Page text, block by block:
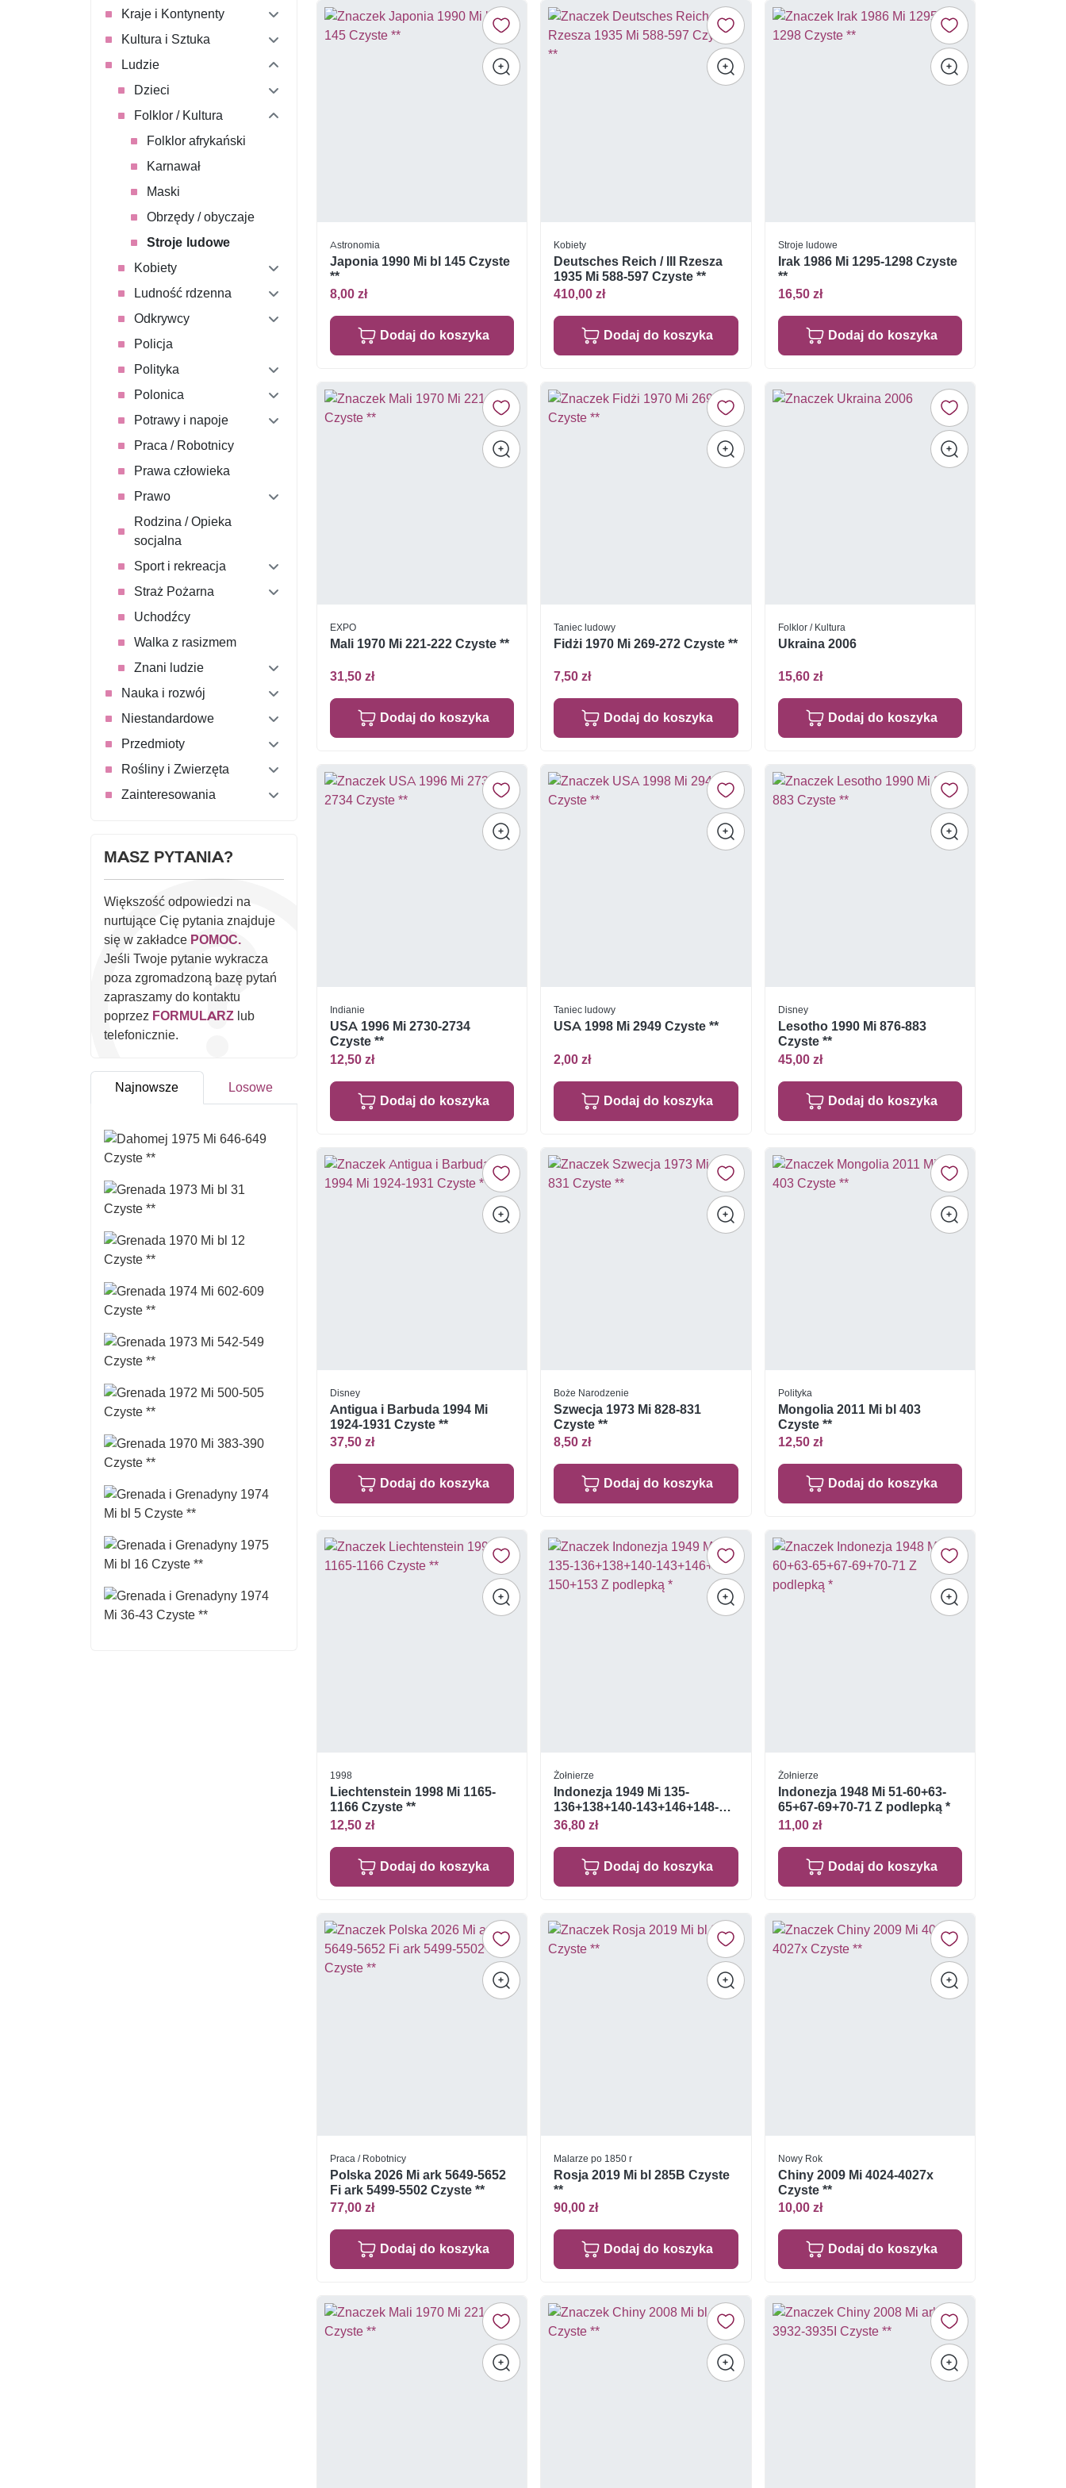
Kraje i Kontynenty
Kultura i Sztuka
Ludzie
Dzieci
Folklor / Kultura
Folklor afrykański
Karnawał
Maski
Obrzędy / obyczaje
Stroje ludowe
Kobiety
Ludność rdzenna
Odkrywcy
Policja
Polityka
Polonica
Potrawy i napoje
Praca / Robotnicy
Prawa człowieka
Prawo
Rodzina / Opieka
socjalna
Sport i rekreacja
Straż Pożarna
Uchodźcy
Walka z rasizmem
Znani ludzie
Nauka i rozwój
Niestandardowe
Przedmioty
Rośliny i Zwierzęta
Zainteresowania
MASZ PYTANIA?
Większość odpowiedzi na
nurtujące Cię pytania znajduje
się w zakładce POMOC.
Jeśli Twoje pytanie wykracza
poza zgromadzoną bazę pytań
zapraszamy do kontaktu
poprzez FORMULARZ lub
telefonicznie.
Najnowsze Losowe
Astronomia
Japonia 1990 Mi bl 145 Czyste
**
8,00 zł
Dodaj do koszyka
Kobiety
Deutsches Reich / III Rzesza
1935 Mi 588-597 Czyste **
410,00 zł
Dodaj do koszyka
Stroje ludowe
Irak 1986 Mi 1295-1298 Czyste
**
16,50 zł
Dodaj do koszyka
EXPO
Mali 1970 Mi 221-222 Czyste **
31,50 zł
Dodaj do koszyka
Taniec ludowy
Fidżi 1970 Mi 269-272 Czyste **
7,50 zł
Dodaj do koszyka
Folklor / Kultura
Ukraina 2006
15,60 zł
Dodaj do koszyka
Indianie
USA 1996 Mi 2730-2734
Czyste **
12,50 zł
Dodaj do koszyka
Taniec ludowy
USA 1998 Mi 2949 Czyste **
2,00 zł
Dodaj do koszyka
Disney
Lesotho 1990 Mi 876-883
Czyste **
45,00 zł
Dodaj do koszyka
Disney
Antigua i Barbuda 1994 Mi
1924-1931 Czyste **
37,50 zł
Dodaj do koszyka
Boże Narodzenie
Szwecja 1973 Mi 828-831
Czyste **
8,50 zł
Dodaj do koszyka
Polityka
Mongolia 2011 Mi bl 403
Czyste **
12,50 zł
Dodaj do koszyka
1998
Liechtenstein 1998 Mi 1165-
1166 Czyste **
12,50 zł
Dodaj do koszyka
Żołnierze
Indonezja 1949 Mi 135-
136+138+140-143+146+148-
150+153 Z podlepką *
36,80 zł
Dodaj do koszyka
Żołnierze
Indonezja 1948 Mi 51-60+63-
65+67-69+70-71 Z podlepką *
11,00 zł
Dodaj do koszyka
Praca / Robotnicy
Polska 2026 Mi ark 5649-5652
Fi ark 5499-5502 Czyste **
77,00 zł
Dodaj do koszyka
Malarze po 1850 r
Rosja 2019 Mi bl 285B Czyste
**
90,00 zł
Dodaj do koszyka
Nowy Rok
Chiny 2009 Mi 4024-4027x
Czyste **
10,00 zł
Dodaj do koszyka